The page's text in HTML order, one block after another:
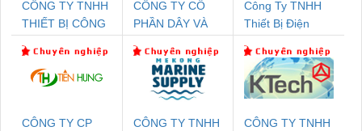
CÔNG TY TNHH
THIẾT BỊ CÔNG
SETSUBI VIỆT
NAM
CÔNG TY CỔ
PHẦN DÂY VÀ
THƯỢNG ĐÌNH
Công Ty TNHH
Thiết Bị Điện
CÔNG TY CP
CÔNG TY TNHH
CÔNG TY TNHH